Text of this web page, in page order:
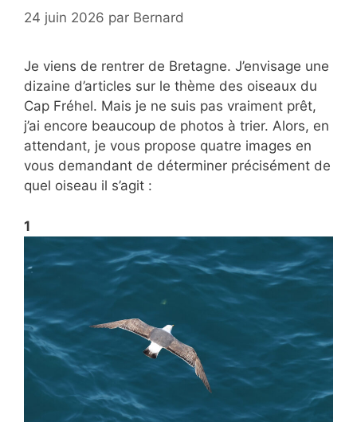
24 juin 2026 par Bernard
Je viens de rentrer de Bretagne. J’envisage une
dizaine d’articles sur le thème des oiseaux du
Cap Fréhel. Mais je ne suis pas vraiment prêt,
j’ai encore beaucoup de photos à trier. Alors, en
attendant, je vous propose quatre images en
vous demandant de déterminer précisément de
quel oiseau il s’agit :
1